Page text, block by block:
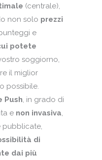
(centrale),
non solo prezzi
e
potete
soggiorno,
il miglior
possibile.
Push, in grado di
e non invasiva,
pubblicate,
di
dai più